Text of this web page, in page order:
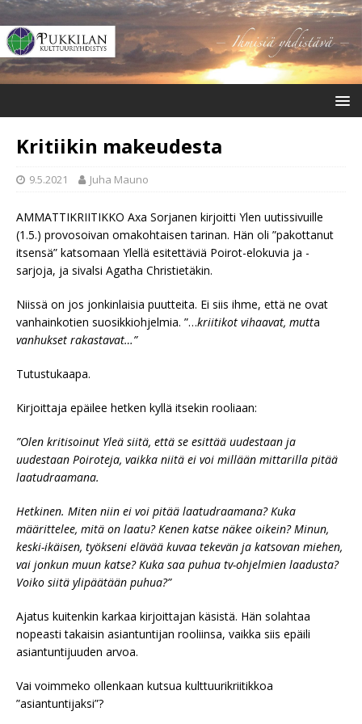
Kritiikin makeudesta
9.5.2021 Juha Mauno
AMMATTIKRIITIKKO Axa Sorjanen kirjoitti Ylen uutissivuille
(1.5.) provosoivan omakohtaisen tarinan. Hän oli ”pakottanut
itsensä” katsomaan Ylellä esitettäviä Poirot-elokuvia ja -
sarjoja, ja sivalsi Agatha Christietäkin.
Niissä on jos jonkinlaisia puutteita. Ei siis ihme, että ne ovat
vanhainkotien suosikkiohjelmia. ”…kriitikot vihaavat, mutta
vanhukset rakastavat…”
Tutustukaapa.
Kirjoittaja epäilee hetken kyllä itsekin rooliaan:
”Olen kritisoinut Yleä siitä, että se esittää uudestaan ja
uudestaan Poiroteja, vaikka niitä ei voi millään mittarilla pitää
laatudraamana.
Hetkinen. Miten niin ei voi pitää laatudraamana? Kuka
määrittelee, mitä on laatu? Kenen katse näkee oikein? Minun,
keski-ikäisen, työkseni elävää kuvaa tekevän ja katsovan miehen,
vai jonkun muun katse? Kuka saa puhua tv-ohjelmien laadusta?
Voiko siitä ylipäätään puhua?”
Ajatus kuitenkin karkaa kirjoittajan käsistä. Hän solahtaa
nopeasti takaisin asiantuntijan rooliinsa, vaikka siis epäili
asiantuntijuuden arvoa.
Vai voimmeko ollenkaan kutsua kulttuurikriitikkoa
”asiantuntijaksi”?